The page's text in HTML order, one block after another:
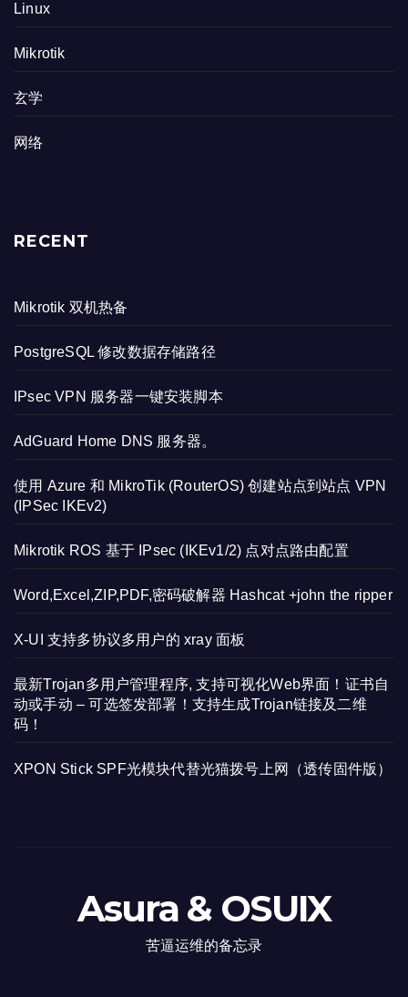
Linux
Mikrotik
玄学
网络
RECENT
Mikrotik 双机热备
PostgreSQL 修改数据存储路径
IPsec VPN 服务器一键安装脚本
AdGuard Home DNS 服务器。
使用 Azure 和 MikroTik (RouterOS) 创建站点到站点 VPN
(IPSec IKEv2)
Mikrotik ROS 基于 IPsec (IKEv1/2) 点对点路由配置
Word,Excel,ZIP,PDF,密码破解器 Hashcat +john the ripper
X-UI 支持多协议多用户的 xray 面板
最新Trojan多用户管理程序, 支持可视化Web界面！证书自
动或手动 – 可选签发部署！支持生成Trojan链接及二维
码！
XPON Stick SPF光模块代替光猫拨号上网（透传固件版）
Asura & OSUIX
苦逼运维的备忘录